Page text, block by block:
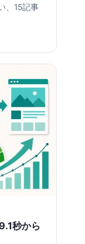
、15記事
秒から